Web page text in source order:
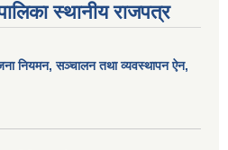
स्थानीय राजपत्र
नियमन, सञ्चालन तथा व्यवस्थापन ऐन,